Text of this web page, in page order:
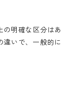
の明確な区分はあ
違いで、一般的に